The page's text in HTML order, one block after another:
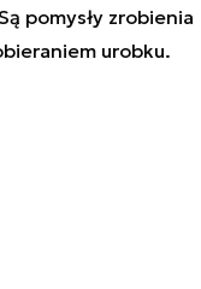
pomysły zrobienia
urobku.